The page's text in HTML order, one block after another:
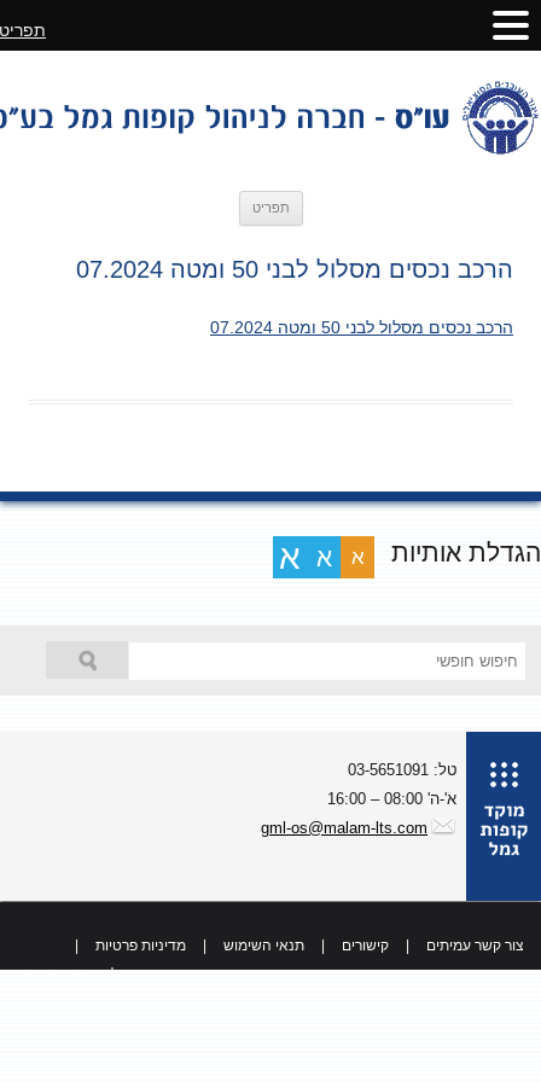
תפריט
הרכב נכסים מסלול לבני 50 ומטה 07.2024
הרכב נכסים מסלול לבני 50 ומטה 07.2024
אותיות א א א
טל: 03-5651091
א'-ה' 08:00 – 16:00
gml-os@malam-lts.com
צור קשר עמיתים קישורים תנאי השימוש מדיניות פרטיות
כל הזכויות שמורות
תפריט